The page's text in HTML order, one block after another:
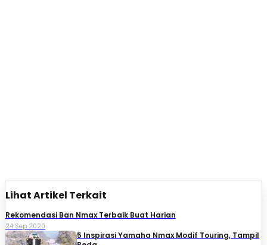
Lihat Artikel Terkait
Rekomendasi Ban Nmax Terbaik Buat Harian
24 Sep 2020
5 Inspirasi Yamaha Nmax Modif Touring, Tampil